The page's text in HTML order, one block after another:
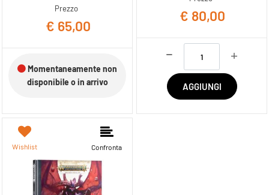
Prezzo
€ 65,00
Momentaneamente non
disponibile o in arrivo
€ 80,00
AGGIUNGI
Wishlist Confronta